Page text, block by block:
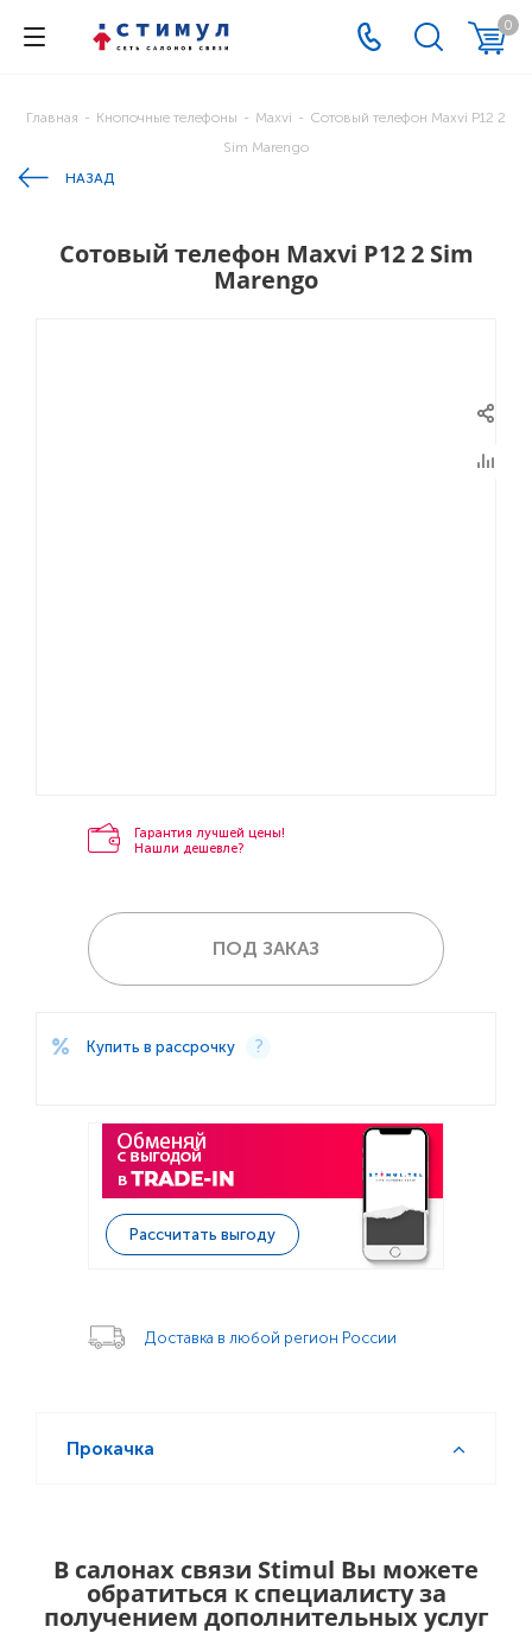
0
Главная - Кнопочные телефоны - Maxvi - Сотовый телефон Maxvi P12 2
Sim Marengo
НАЗАД
Сотовый телефон Maxvi P12 2 Sim
Marengo
Гарантия лучшей цены!
Нашли дешевле?
ПОД ЗАКАЗ
Купить в рассрочку
Рассчитать выгоду
Доставка в любой регион России
Прокачка
В салонах связи Stimul Вы можете
обратиться к специалисту за
получением дополнительных услуг